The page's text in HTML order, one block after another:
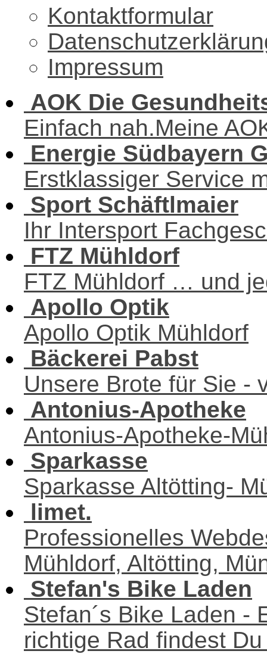
Kontaktformular
Impressum
AOK Die
Einfach nah.Meine
Energie Südbayern
Erstklassiger Service
Sport Schäftlmaier
Ihr Intersport
FTZ Mühldorf
FTZ Mühldorf … und
Apollo Optik
Apollo Optik Mühldorf
Bäckerei Pabst
Unsere Brote für Sie -
Antonius-Apotheke
Antonius-Apotheke-
Sparkasse
Sparkasse Altötting-
limet.
Professionelles
Mühldorf, Altötting,
Stefan's Bike Laden
Stefan´s Bike Laden -
richtige Rad findest